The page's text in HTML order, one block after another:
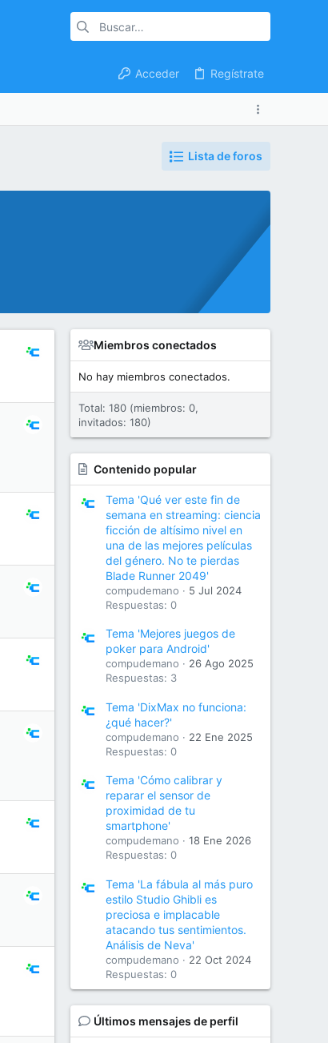
Acceder Regístrate
Lista de foros
Miembros conectados
No hay miembros conectados.
Total: 180 (miembros: 0,
invitados: 180)
Contenido popular
Tema 'Qué ver este fin de
semana en streaming: ciencia
ficción de altísimo nivel en
una de las mejores películas
del género. No te pierdas
Blade Runner 2049'
compudemano
5 Jul 2024
Respuestas: 0
Tema 'Mejores juegos de
poker para Android'
compudemano
26 Ago 2025
Respuestas: 3
Tema 'DixMax no funciona:
¿qué hacer?'
compudemano
22 Ene 2025
Respuestas: 0
Tema 'Cómo calibrar y
reparar el sensor de
proximidad de tu
smartphone'
compudemano
18 Ene 2026
Respuestas: 0
Tema 'La fábula al más puro
estilo Studio Ghibli es
preciosa e implacable
atacando tus sentimientos.
Análisis de Neva'
compudemano
22 Oct 2024
Respuestas: 0
Últimos mensajes de perfil